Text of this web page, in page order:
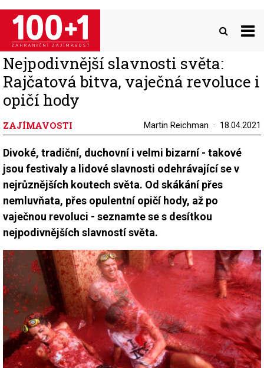
Přejít
hlavnímu
obsahu
Nejpodivnější slavnosti světa:
Rajčatová bitva, vaječná revoluce i
opičí hody
ZAJÍMAVOSTI Martin Reichman 18.04.2021
Divoké, tradiční, duchovní i velmi bizarní - takové
jsou festivaly a lidové slavnosti odehrávající se v
nejrůznějších koutech světa. Od skákání přes
nemluvňata, přes opulentní opičí hody, až po
vaječnou revoluci - seznamte se s desítkou
nejpodivnějších slavností světa.